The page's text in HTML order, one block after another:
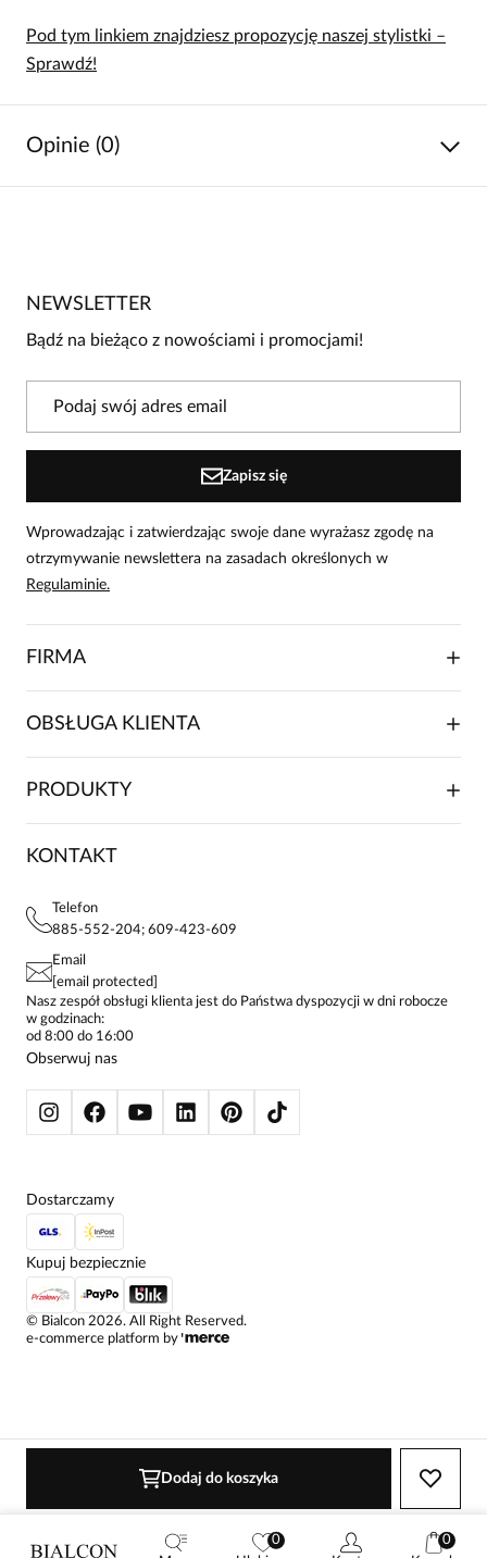
Dodaj do koszyka
Pod tym linkiem znajdziesz propozycję naszej stylistki –
Sprawdź!
Opinie (0)
Bądź pierwszą osobą, która podzieli się opinią o tym
W naszej witrynie opinie mogą dodawać tylko
NEWSLETTER
Bądź na bieżąco z nowościami i promocjami!
Zapisz się
Wprowadzając i zatwierdzając swoje dane wyrażasz zgodę na
otrzymywanie newslettera na zasadach określonych w
Regulaminie.
FIRMA
O NAS
FRANCZYZA
KONTAKTY
OBSŁUGA KLIENTA
SKŁADANIE ZAMÓWIENIA
FAQ
POLITYKA PRYWATNOŚCI
STREFA STAŁEGO KLIENTA
PRODUKTY
SUKIENKI
KOSZULE DAMSKIE
SPODNIE DAMSKIE
ŻAKIETY I MARYNARKI
SWETRY
BLUZY
KONTAKT
Telefon
885-552-204; 609-423-609
Email
[email protected]
Nasz zespół obsługi klienta jest do Państwa dyspozycji w dni robocze
w godzinach:
od 8:00 do 16:00
Obserwuj nas
© Bialcon 2026. All Right Reserved.
e-commerce platform by
Dostarczamy
Kupuj bezpiecznie
0
0